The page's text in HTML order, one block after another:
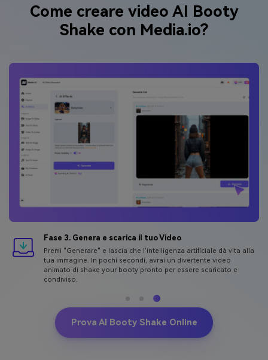
Come creare video AI Booty
Shake con Media.io?
Fase 3. Genera e scarica il tuo Video
Premi "Generare" e lascia che l'intelligenza artificiale dà vita alla
tua immagine. In pochi secondi, avrai un divertente video
animato di shake your booty pronto per essere scaricato e
condiviso.
Prova AI Booty Shake Online